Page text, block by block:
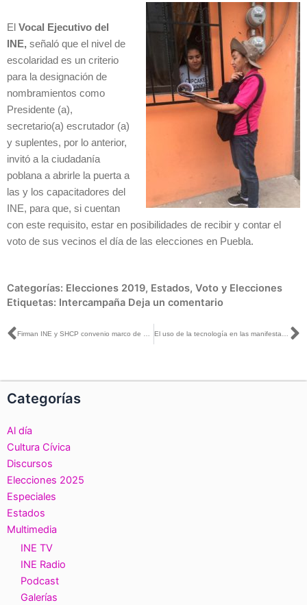
El Vocal Ejecutivo del
INE, señaló que el nivel de
escolaridad es un criterio
para la designación de
nombramientos como
Presidente (a),
secretario(a) escrutador (a)
y suplentes, por lo anterior,
invitó a la ciudadanía
poblana a abrirle la puerta a
las y los capacitadores del
INE, para que, si cuentan
con este requisito, estar en posibilidades de recibir y contar el
voto de sus vecinos el día de las elecciones en Puebla.
Categorías: Elecciones 2019, Estados, Voto y Elecciones
Etiquetas: Intercampaña Deja un comentario
Ant
Categorías
Al día
Cultura Cívica
Discursos
Elecciones 2025
Especiales
Estados
Multimedia
INE TV
INE Radio
Podcast
Galerías